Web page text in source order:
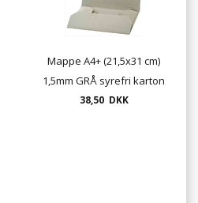
Mappe A4+ (21,5x31 cm)
1,5mm GRÅ syrefri karton
med 3 klapper
38,50 DKK